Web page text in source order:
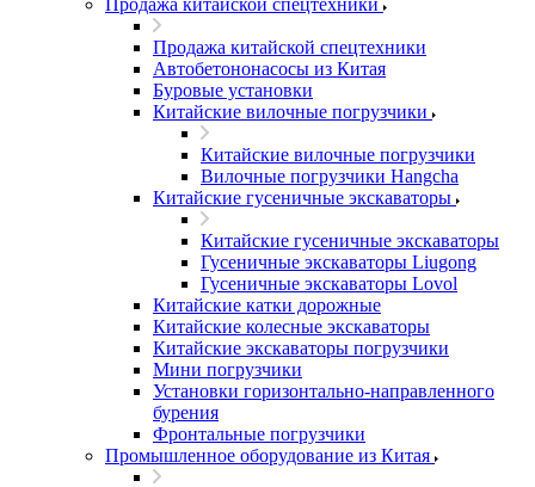
Продажа китайской спецтехники
Продажа китайской спецтехники
Автобетононасосы из Китая
Буровые установки
Китайские вилочные погрузчики
Китайские вилочные погрузчики
Вилочные погрузчики Hangcha
Китайские гусеничные экскаваторы
Китайские гусеничные экскаваторы
Гусеничные экскаваторы Liugong
Гусеничные экскаваторы Lovol
Китайские катки дорожные
Китайские колесные экскаваторы
Китайские экскаваторы погрузчики
Мини погрузчики
Установки горизонтально-направленного
бурения
Фронтальные погрузчики
Промышленное оборудование из Китая